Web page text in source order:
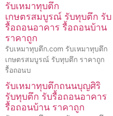
รับเหมาทุบตึก
เกษตรสมบูรณ์ รับทุบตึก รับ
รื้อถอนอาคาร รื้อถอนบ้าน
ราคาถูก
รับเหมาทุบตึก.com รับเหมาทุบตึก
เกษตรสมบูรณ์ รับทุบตึก ราคาถูก
รื้อถอนบ
รับเหมาทุบตึกถนนบุญศิริ
รับทุบตึก รับรื้อถอนอาคาร
รื้อถอนบ้าน ราคาถูก